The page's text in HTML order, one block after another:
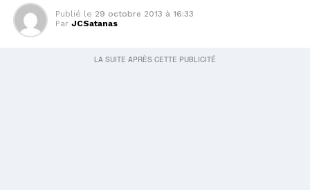
Publié le 29 octobre 2013 à 16:33
Par JCSatanas